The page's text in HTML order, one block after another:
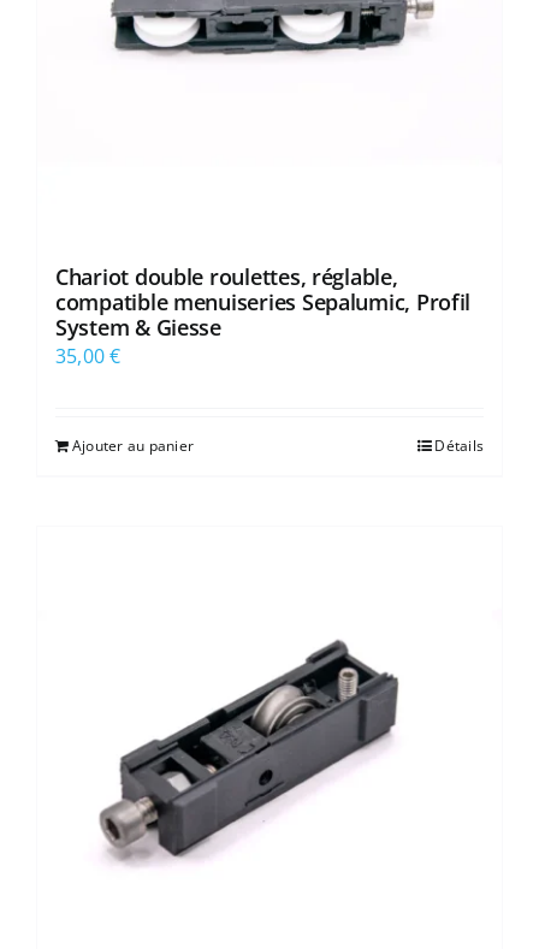
Chariot double roulettes, réglable,
compatible menuiseries Sepalumic, Profil
System & Giesse
35,00€
Ajouter au panier Détails